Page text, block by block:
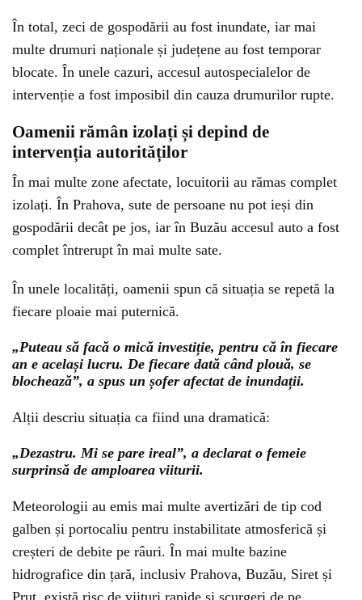
În total, zeci de gospodării au fost inundate, iar mai
multe drumuri naționale și județene au fost temporar
blocate. În unele cazuri, accesul autospecialelor de
intervenție a fost imposibil din cauza drumurilor rupte.
Oamenii rămân izolați și depind de
intervenția autorităților
În mai multe zone afectate, locuitorii au rămas complet
izolați. În Prahova, sute de persoane nu pot ieși din
gospodării decât pe jos, iar în Buzău accesul auto a fost
complet întrerupt în mai multe sate.
În unele localități, oamenii spun că situația se repetă la
fiecare ploaie mai puternică.
„Puteau să facă o mică investiție, pentru că în fiecare
an e același lucru. De fiecare dată când plouă, se
blochează”, a spus un șofer afectat de inundații.
Alții descriu situația ca fiind una dramatică:
„Dezastru. Mi se pare ireal”, a declarat o femeie
surprinsă de amploarea viiturii.
Meteorologii au emis mai multe avertizări de tip cod
galben și portocaliu pentru instabilitate atmosferică și
creșteri de debite pe râuri. În mai multe bazine
hidrografice din țară, inclusiv Prahova, Buzău, Siret și